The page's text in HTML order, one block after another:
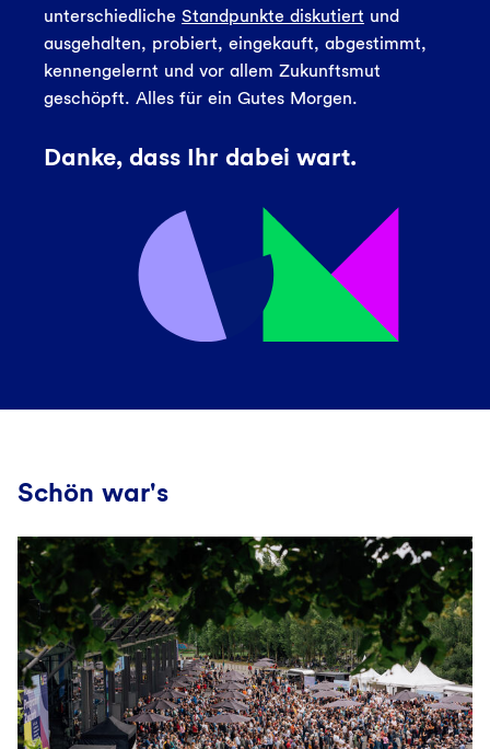
unterschiedliche Standpunkte diskutiert und
ausgehalten, probiert, eingekauft, abgestimmt,
kennengelernt und vor allem Zukunftsmut
geschöpft. Alles für ein Gutes Morgen.
Danke, dass Ihr dabei wart.
Schön war's